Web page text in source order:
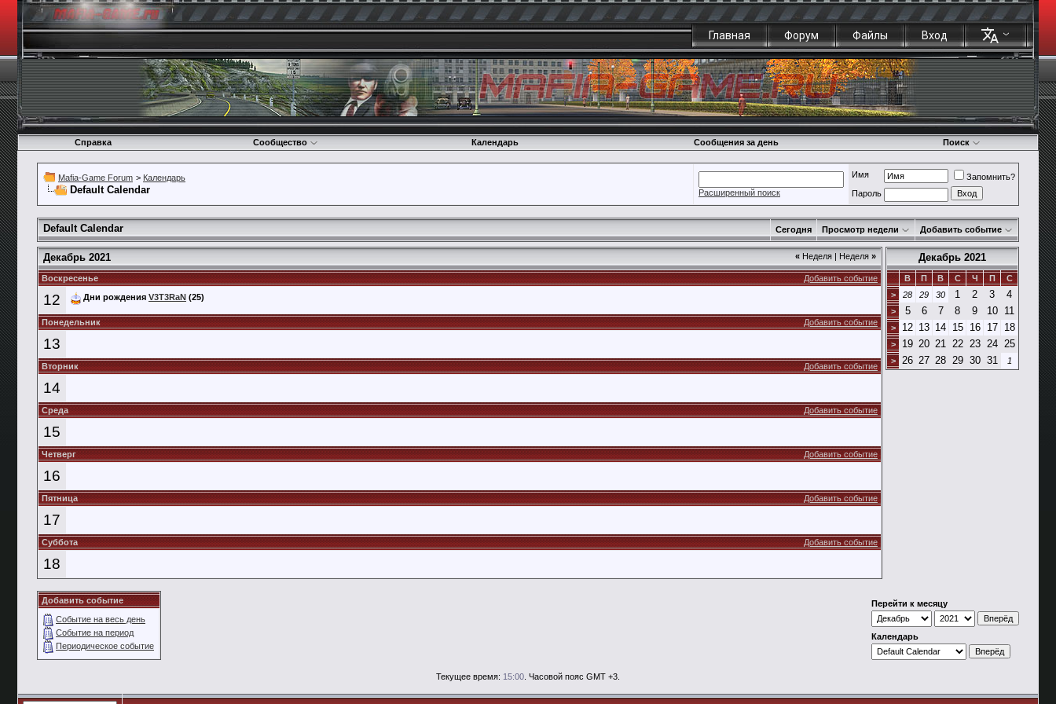
Главная Форум Файлы Вход
Справка Сообщество Календарь Сообщения за день Поиск
Mafia-Game Forum > Календарь
Default Calendar Расширенный поиск
Имя
Запомнить?
Пароль
Default Calendar Сегодня Просмотр недели Добавить событие
« Неделя | Неделя »
Декабрь 2021
Добавить событие
Воскресенье
12 Дни рождения V3T3RaN (25)
Добавить событие
Понедельник
13
Добавить событие
Вторник
14
Добавить событие
Среда
15
Добавить событие
Четверг
16
Добавить событие
Пятница
17
Добавить событие
Суббота
18
Декабрь 2021
В П В С Ч П
С
>
28 29 30 1 2 3 4
> 5 6 7 8 9 10 11
> 12 13 14 15 16 17 18
> 19 20 21 22 23 24 25
> 26 27 28 29 30 31 1
Добавить событие
Событие на весь день
Событие на период
Периодическое событие
Перейти к месяцу
Календарь
Текущее время: 15:00 . Часовой пояс GMT +3.